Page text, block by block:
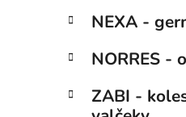
NEXA -
NORRES -
ZABI -